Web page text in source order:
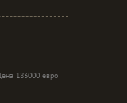
183000 евро